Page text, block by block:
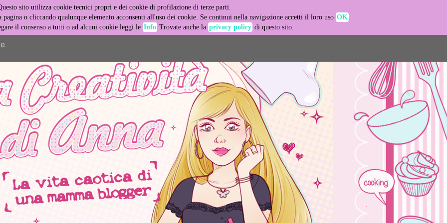
sito utilizza cookie tecnici propri e dei cookie di profilazione di terze parti.
pagina o cliccando qualunque elemento acconsenti all'uso dei cookie. Se continui nella navigazione accetti il loro uso OK
il consenso a tutti o ad alcuni cookie leggi le Info Trovate anche la privacy policy di questo sito.
its services and to analyze traffic. Your IP address and user-agent
and security metrics to ensure quality of service, generate usage
LEARN MORE